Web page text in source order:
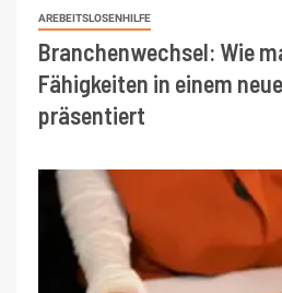
AREBEITSLOSENHILFE
Branchenwechsel: Wie
Fähigkeiten in einem
präsentiert